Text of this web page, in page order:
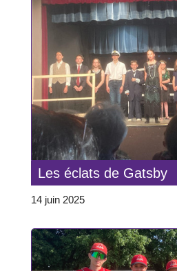
Les éclats de Gatsby
14 juin 2025